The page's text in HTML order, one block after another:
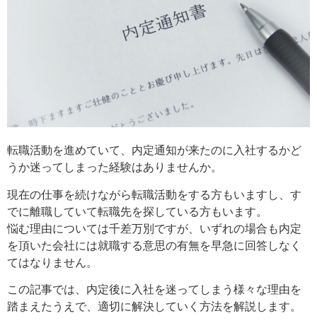
転職活動を進めていて、内定通知が来たのに入社するかど
うか迷ってしまった経験はありませんか。
現在の仕事を続けながら転職活動をする方もいますし、す
でに離職していて転職先を探している方もいます。
悩む理由については千差万別ですが、いずれの場合も内定
を頂いた会社には就職する意思の有無を早急に回答しなく
てはなりません。
この記事では、内定後に入社を迷ってしまう様々な理由を
踏まえたうえで、適切に解決していく方法を解説します。